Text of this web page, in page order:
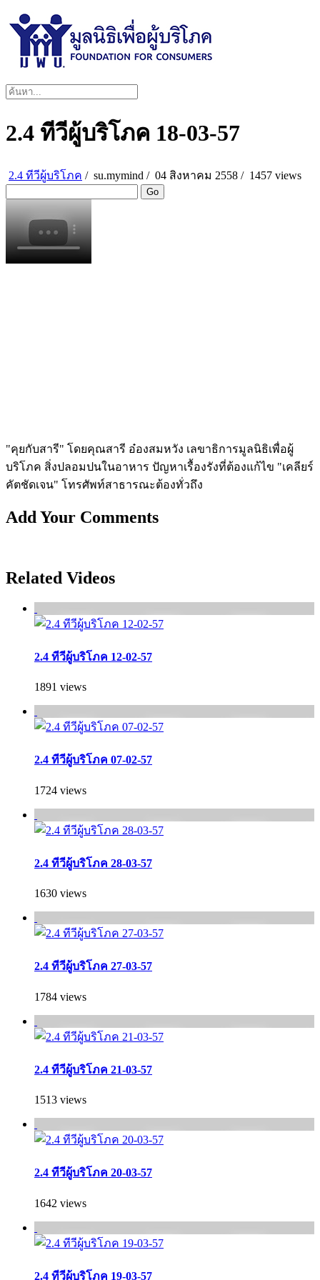
2.4 ทีวีผู้บริโภค 18-03-57
2.4 ทีวีผู้บริโภค / su.mymind / 04 สิงหาคม 2558 / 1457 views
Go
"คุยกับสารี" โดยคุณสารี อ๋องสมหวัง เลขาธิการมูลนิธิเพื่อผู้
บริโภค สิ่งปลอมปนในอาหาร ปัญหาเรื้องรังที่ต้องแก้ไข "เคลียร์
คัตชัดเจน" โทรศัพท์สาธารณะต้องทั่วถึง
Add Your Comments
Related Videos
2.4 ทีวีผู้บริโภค 12-02-57
1891 views
2.4 ทีวีผู้บริโภค 07-02-57
1724 views
2.4 ทีวีผู้บริโภค 28-03-57
1630 views
2.4 ทีวีผู้บริโภค 27-03-57
1784 views
2.4 ทีวีผู้บริโภค 21-03-57
1513 views
2.4 ทีวีผู้บริโภค 20-03-57
1642 views
2.4 ทีวีผู้บริโภค 19-03-57